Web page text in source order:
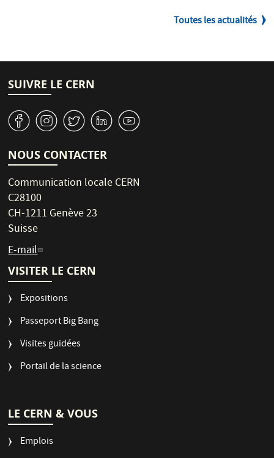
Toutes les actualités
SUIVRE LE CERN
v J W M 1
NOUS CONTACTER
Communication locale CERN
C28100
CH-1211 Genève 23
Suisse
E-mail
VISITER LE CERN
Expositions
Passeport Big Bang
Visites guidées
Portail de la science
LE CERN & VOUS
Emplois